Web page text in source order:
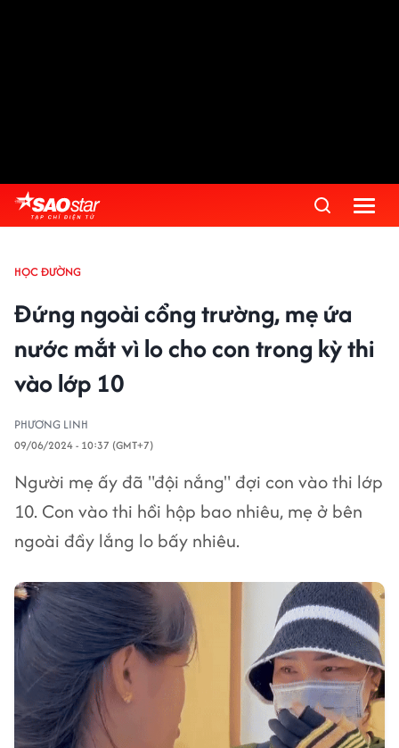
HỌC ĐƯỜNG
Đứng ngoài cổng trường, mẹ ứa
nước mắt vì lo cho con trong kỳ thi
vào lớp 10
PHƯƠNG LINH
09/06/2024 - 10:37 (GMT+7)
Người mẹ ấy đã "đội nắng" đợi con vào thi lớp
10. Con vào thi hồi hộp bao nhiêu, mẹ ở bên
ngoài đầy lắng lo bấy nhiêu.